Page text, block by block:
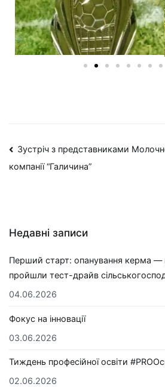
Зустріч з представниками
компанії “Галичина”
Недавні записи
Перший старт: опанування керма —
пройшли тест-драйв
04.06.2026
Фокус на інновації
03.06.2026
Тиждень професійної освіти
02.06.2026